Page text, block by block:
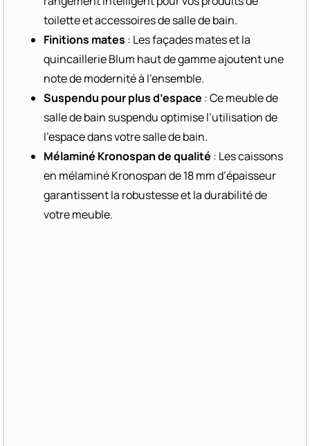
toilette et accessoires de salle de bain.
Finitions mates : Les façades mates et la
quincaillerie Blum haut de gamme ajoutent une
note de modernité à l’ensemble.
Suspendu pour plus d’espace : Ce meuble de
salle de bain suspendu optimise l’utilisation de
l’espace dans votre salle de bain.
Mélaminé Kronospan de qualité : Les caissons
en mélaminé Kronospan de 18 mm d’épaisseur
garantissent la robustesse et la durabilité de
votre meuble.